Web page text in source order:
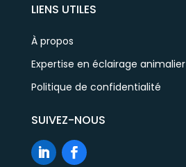
LIENS UTILES
À propos
Expertise en éclairage animalier
Politique de confidentialité
SUIVEZ-NOUS